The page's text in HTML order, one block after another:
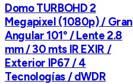
Domo TURBOHD 2
Megapixel (1080p) / Gran
Angular 101° / Lente 2.8
mm / 30 mts IR EXIR /
Exterior IP67 / 4
Tecnologías / dWDR